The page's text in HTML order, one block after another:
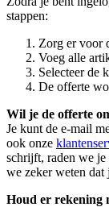
stappen:
Zorg er voor
Voeg alle
Selecteer de
De offerte
Wil je de offerte
Je kunt de e-mail
ook onze
schrijft, raden we je
we zeker weten
Houd er rekening